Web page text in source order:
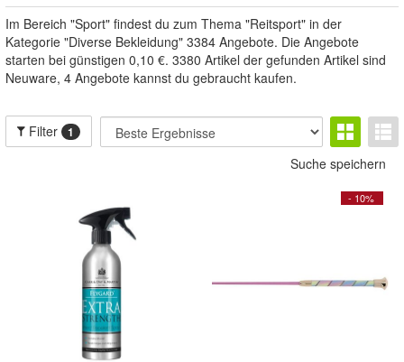
Im Bereich "Sport" findest du zum Thema "Reitsport" in der
Kategorie "Diverse Bekleidung" 3384 Angebote. Die Angebote
starten bei günstigen 0,10 €. 3380 Artikel der gefunden Artikel sind
Neuware, 4 Angebote kannst du gebraucht kaufen.
Filter 1
Suche speichern
- 10%